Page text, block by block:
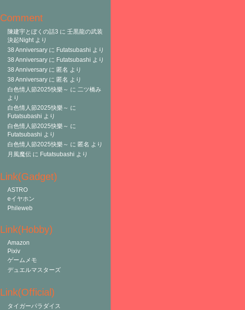
Comment
陳建宇とぼくの話3 に 壬黒龍の武装
決起Nightより
38 Anniversary に Futatsubashi より
38 Anniversary に Futatsubashi より
38 Anniversary に 匿名 より
38 Anniversary に 匿名 より
白色情人節2025快樂～ に 二ツ橋み
より
白色情人節2025快樂～ に
Futatsubashi より
白色情人節2025快樂～ に
Futatsubashi より
白色情人節2025快樂～ に 匿名 より
月風魔伝 に Futatsubashi より
Link(Gadget)
ASTRO
eイヤホン
Phileweb
Link(Hobby)
Amazon
Pixiv
ゲームメモ
デュエルマスターズ
Link(Official)
タイガーパラダイス